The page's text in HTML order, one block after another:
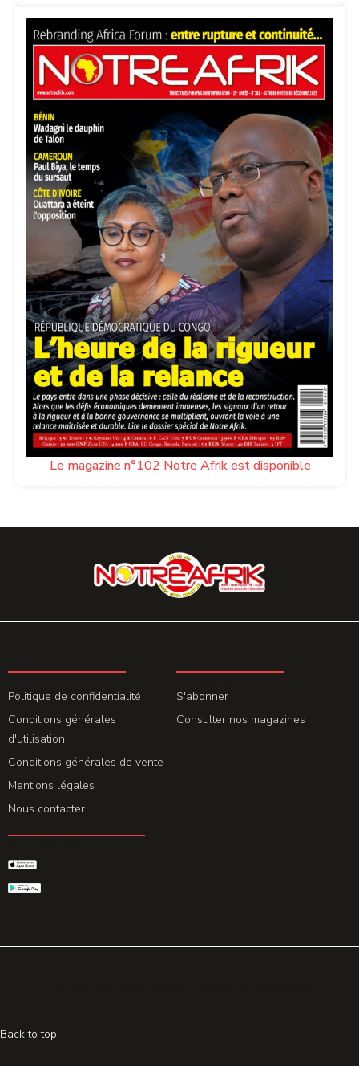
Le magazine n°102 Notre Afrik est disponible
Politique de confidentialité
Conditions générales
d'utilisation
Conditions générales de vente
Mentions légales
Nous contacter
S'abonner
Consulter nos magazines
Back to top